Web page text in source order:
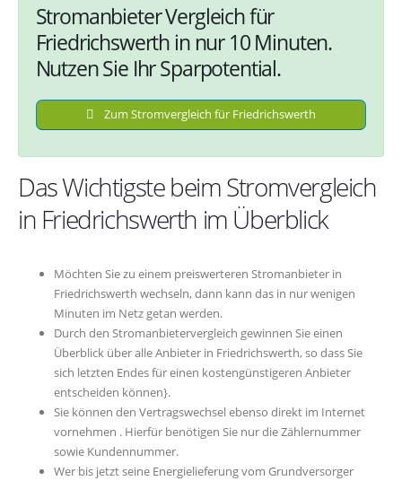
Stromanbieter Vergleich für
Friedrichswerth in nur 10 Minuten.
Nutzen Sie Ihr Sparpotential.
Zum Stromvergleich für Friedrichswerth
Das Wichtigste beim Stromvergleich
in Friedrichswerth im Überblick
Möchten Sie zu einem preiswerteren Stromanbieter in
Friedrichswerth wechseln, dann kann das in nur wenigen
Minuten im Netz getan werden.
Durch den Stromanbietervergleich gewinnen Sie einen
Überblick über alle Anbieter in Friedrichswerth, so dass Sie
sich letzten Endes für einen kostengünstigeren Anbieter
entscheiden können}.
Sie können den Vertragswechsel ebenso direkt im Internet
vornehmen . Hierfür benötigen Sie nur die Zählernummer
sowie Kundennummer.
Wer bis jetzt seine Energielieferung vom Grundversorger